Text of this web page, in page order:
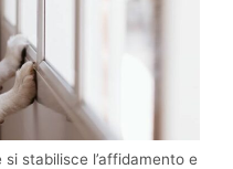
stabilisce l’affidamento e